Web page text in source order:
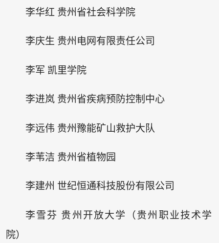
李华红 贵州省社会科学院
李庆生 贵州电网有限责任公司
李军 凯里学院
李进岚 贵州省疾病预防控制中心
李远伟 贵州豫能矿山救护大队
李苇洁 贵州省植物园
李建州 世纪恒通科技股份有限公司
李雪芬 贵州开放大学（贵州职业技术学
院）